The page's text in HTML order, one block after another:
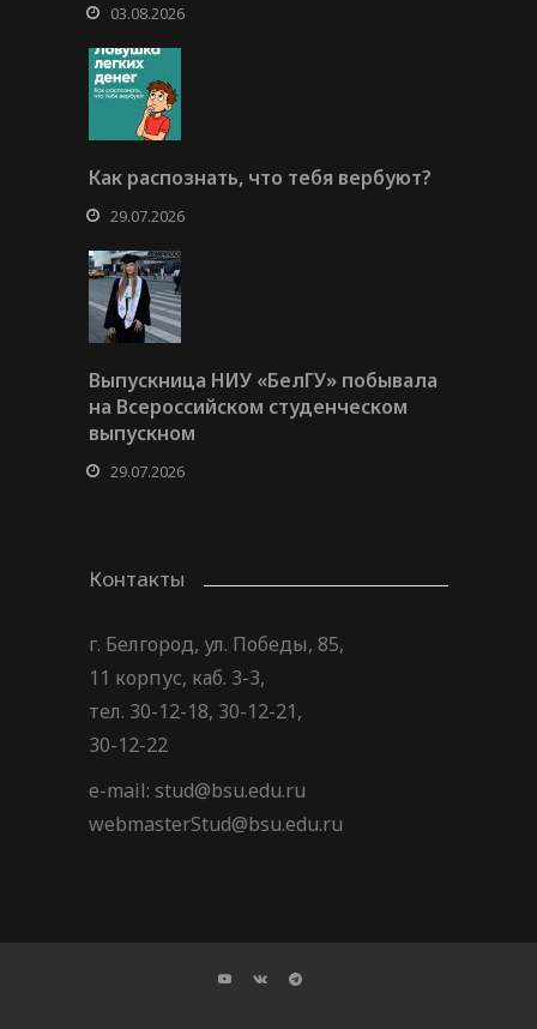
03.08.2026
Как распознать, что тебя вербуют?
29.07.2026
Выпускница НИУ «БелГУ» побывала
на Всероссийском студенческом
выпускном
29.07.2026
Контакты
г. Белгород, ул. Победы, 85,
11 корпус, каб. 3-3,
тел. 30-12-18, 30-12-21,
30-12-22
e-mail: stud@bsu.edu.ru
webmasterStud@bsu.edu.ru